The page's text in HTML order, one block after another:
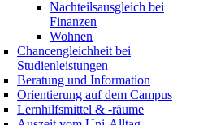
Nachteilsausgleich bei
Finanzen
Wohnen
Chancengleichheit bei
Studienleistungen
Beratung und Information
Orientierung auf dem Campus
Lernhilfsmittel & -räume